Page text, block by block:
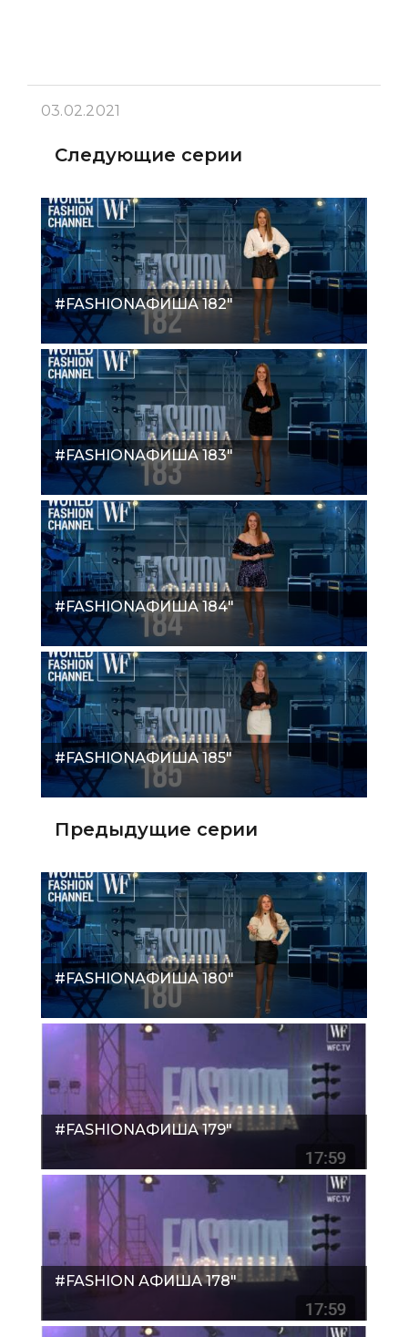
03.02.2021
Следующие серии
#FASHIONАФИША 182"
#FASHIONАФИША 183"
#FASHIONАФИША 184"
#FASHIONАФИША 185"
Предыдущие серии
#FASHIONАФИША 180"
#FASHIONАФИША 179"
#FASHION АФИША 178"